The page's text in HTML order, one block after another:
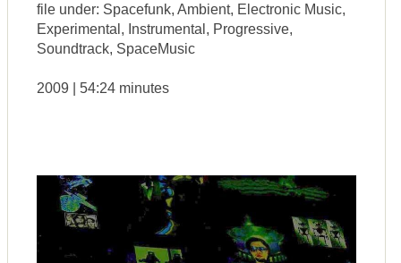
file under: Spacefunk, Ambient, Electronic Music,
Experimental, Instrumental, Progressive,
Soundtrack, SpaceMusic
2009 | 54:24 minutes